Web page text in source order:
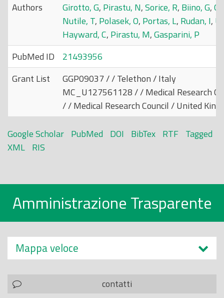
Authors Girotto, G, Pirastu, N,Sorice, R, Biino, G,
Nutile, T, Polasek, O, Portas, L, Rudan, I,
Hayward, C, Pirastu, M,Gasparini, P
PubMed ID
21493956
Grant List
GGP09037 / / Telethon / Italy
MC_U127561128 / / Medical Research
/ / Medical Research Council / United
Google Scholar PubMed DOI BibTex RTF Tagged
XML RIS
Amministrazione Trasparente
Mappa veloce
contatti